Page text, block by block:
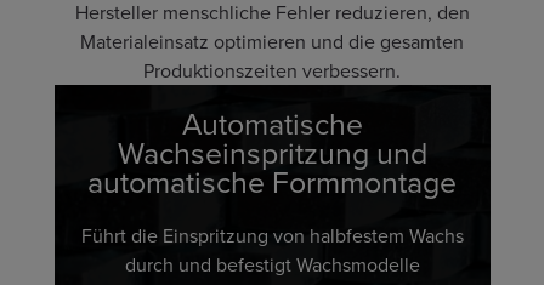
Hersteller menschliche Fehler reduzieren, den
Materialeinsatz optimieren und die gesamten
Produktionszeiten verbessern.
Automatische
Wachseinspritzung und
automatische Formmontage
Führt die Einspritzung von halbfestem Wachs
durch und befestigt Wachsmodelle